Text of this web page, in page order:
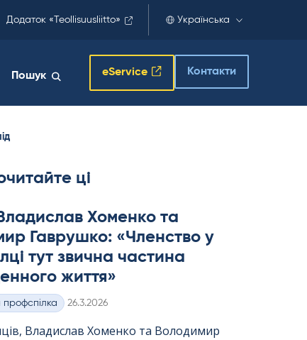
Додаток «Teollisuusliitto» Українська
Пошук eService Контакти
ці
Хоменко та
Гаврушко: «Членство у
тут звична частина
життя»
профспілка Kirjoitettu
26.3.2026
Владислав Хоменко та Володимир